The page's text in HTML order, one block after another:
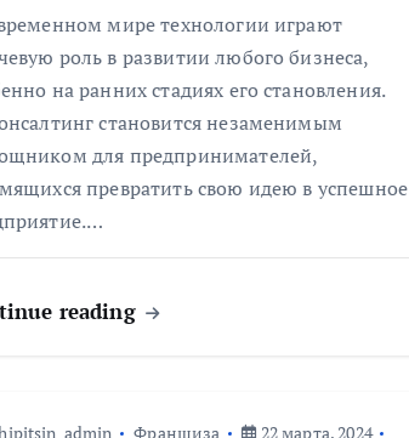
мире технологии играют
роль в развитии любого бизнеса,
на ранних стадиях его становления.
становится незаменимым
для предпринимателей,
превратить свою идею в успешное
reading
Франшиза
22 марта, 2024